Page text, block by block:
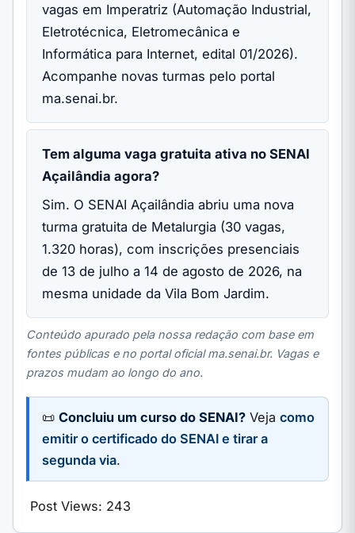
vagas em Imperatriz (Automação Industrial,
Eletrotécnica, Eletromecânica e
Informática para Internet, edital 01/2026).
Acompanhe novas turmas pelo portal
ma.senai.br.
Tem alguma vaga gratuita ativa no SENAI
Açailândia agora?
Sim. O SENAI Açailândia abriu uma nova
turma gratuita de Metalurgia (30 vagas,
1.320 horas), com inscrições presenciais
de 13 de julho a 14 de agosto de 2026, na
mesma unidade da Vila Bom Jardim.
Conteúdo apurado pela nossa redação com base em
fontes públicas e no portal oficial ma.senai.br. Vagas e
prazos mudam ao longo do ano.
📜 Concluiu um curso do SENAI? Veja como
emitir o certificado do SENAI e tirar a
segunda via.
Post Views: 243